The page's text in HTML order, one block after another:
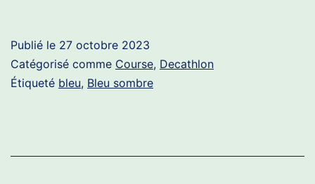
Publié le 27 octobre 2023
Catégorisé comme Course, Decathlon
Étiqueté bleu, Bleu sombre